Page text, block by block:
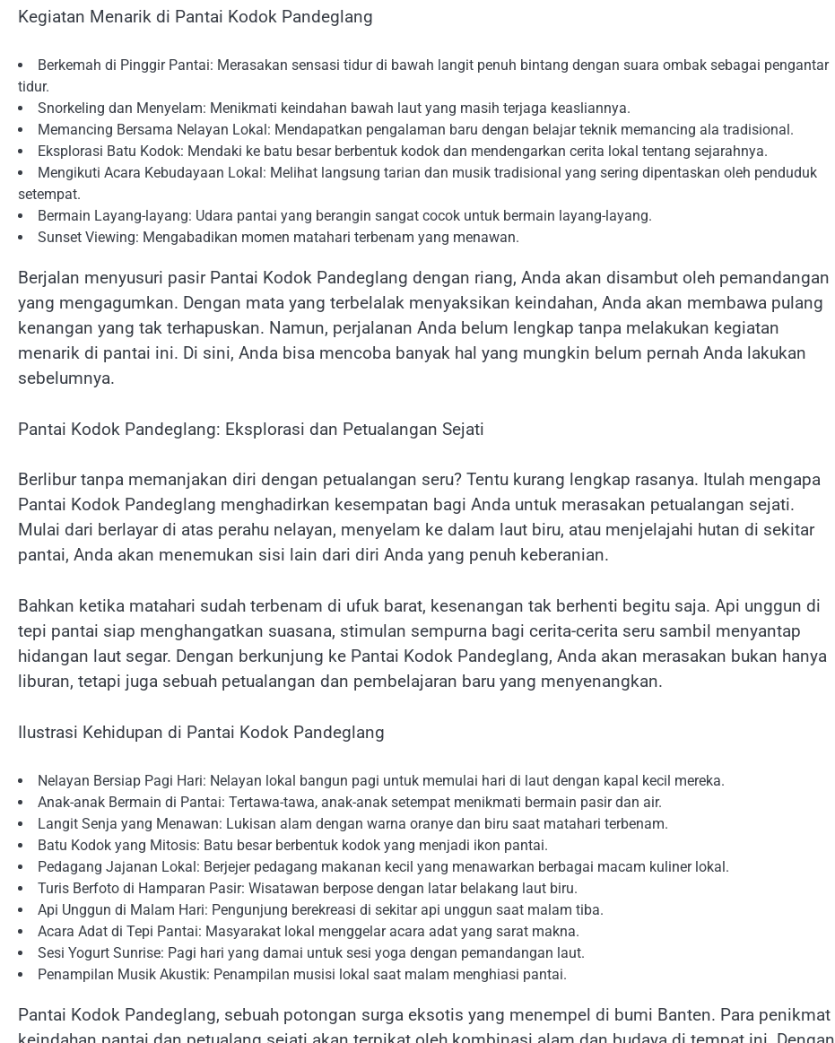
Kegiatan Menarik di Pantai Kodok Pandeglang
Berkemah di Pinggir Pantai: Merasakan sensasi tidur di bawah langit penuh bintang dengan suara ombak sebagai pengantar
tidur.
Snorkeling dan Menyelam: Menikmati keindahan bawah laut yang masih terjaga keasliannya.
Memancing Bersama Nelayan Lokal: Mendapatkan pengalaman baru dengan belajar teknik memancing ala tradisional.
Eksplorasi Batu Kodok: Mendaki ke batu besar berbentuk kodok dan mendengarkan cerita lokal tentang sejarahnya.
Mengikuti Acara Kebudayaan Lokal: Melihat langsung tarian dan musik tradisional yang sering dipentaskan oleh penduduk
setempat.
Bermain Layang-layang: Udara pantai yang berangin sangat cocok untuk bermain layang-layang.
Sunset Viewing: Mengabadikan momen matahari terbenam yang menawan.
Berjalan menyusuri pasir Pantai Kodok Pandeglang dengan riang, Anda akan disambut oleh pemandangan
yang mengagumkan. Dengan mata yang terbelalak menyaksikan keindahan, Anda akan membawa pulang
kenangan yang tak terhapuskan. Namun, perjalanan Anda belum lengkap tanpa melakukan kegiatan
menarik di pantai ini. Di sini, Anda bisa mencoba banyak hal yang mungkin belum pernah Anda lakukan
sebelumnya.
Pantai Kodok Pandeglang: Eksplorasi dan Petualangan Sejati
Berlibur tanpa memanjakan diri dengan petualangan seru? Tentu kurang lengkap rasanya. Itulah mengapa
Pantai Kodok Pandeglang menghadirkan kesempatan bagi Anda untuk merasakan petualangan sejati.
Mulai dari berlayar di atas perahu nelayan, menyelam ke dalam laut biru, atau menjelajahi hutan di sekitar
pantai, Anda akan menemukan sisi lain dari diri Anda yang penuh keberanian.
Bahkan ketika matahari sudah terbenam di ufuk barat, kesenangan tak berhenti begitu saja. Api unggun di
tepi pantai siap menghangatkan suasana, stimulan sempurna bagi cerita-cerita seru sambil menyantap
hidangan laut segar. Dengan berkunjung ke Pantai Kodok Pandeglang, Anda akan merasakan bukan hanya
liburan, tetapi juga sebuah petualangan dan pembelajaran baru yang menyenangkan.
Ilustrasi Kehidupan di Pantai Kodok Pandeglang
Nelayan Bersiap Pagi Hari: Nelayan lokal bangun pagi untuk memulai hari di laut dengan kapal kecil mereka.
Anak-anak Bermain di Pantai: Tertawa-tawa, anak-anak setempat menikmati bermain pasir dan air.
Langit Senja yang Menawan: Lukisan alam dengan warna oranye dan biru saat matahari terbenam.
Batu Kodok yang Mitosis: Batu besar berbentuk kodok yang menjadi ikon pantai.
Pedagang Jajanan Lokal: Berjejer pedagang makanan kecil yang menawarkan berbagai macam kuliner lokal.
Turis Berfoto di Hamparan Pasir: Wisatawan berpose dengan latar belakang laut biru.
Api Unggun di Malam Hari: Pengunjung berekreasi di sekitar api unggun saat malam tiba.
Acara Adat di Tepi Pantai: Masyarakat lokal menggelar acara adat yang sarat makna.
Sesi Yogurt Sunrise: Pagi hari yang damai untuk sesi yoga dengan pemandangan laut.
Penampilan Musik Akustik: Penampilan musisi lokal saat malam menghiasi pantai.
Pantai Kodok Pandeglang, sebuah potongan surga eksotis yang menempel di bumi Banten. Para penikmat